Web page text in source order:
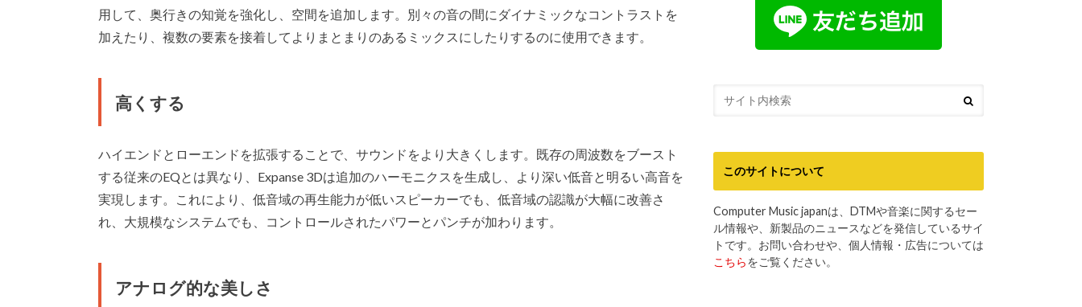
用して、奥行きの知覚を強化し、空間を追加します。別々の音の間にダイナミックなコントラストを
加えたり、複数の要素を接着してよりまとまりのあるミックスにしたりするのに使用できます。
高くする
ハイエンドとローエンドを拡張することで、サウンドをより大きくします。既存の周波数をブースト
する従来のEQとは異なり、Expanse 3Dは追加のハーモニクスを生成し、より深い低音と明るい高音を
実現します。これにより、低音域の再生能力が低いスピーカーでも、低音域の認識が大幅に改善さ
れ、大規模なシステムでも、コントロールされたパワーとパンチが加わります。
アナログ的な美しさ
このサイトについて
Computer Music japanは、DTMや音楽に関するセー
ル情報や、新製品のニュースなどを発信しているサイ
トです。お問い合わせや、個人情報・広告については
こちらをご覧ください。